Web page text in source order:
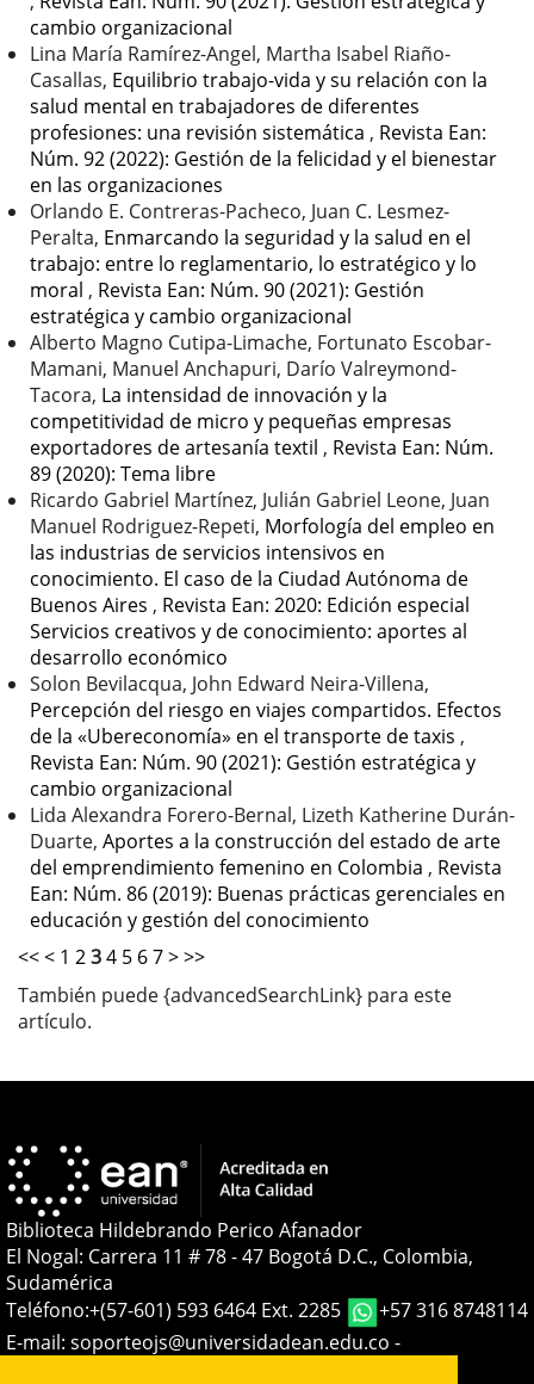
cambio organizacional
Lina María Ramírez-Angel, Martha Isabel Riaño-
Casallas, Equilibrio trabajo-vida y su relación con la
salud mental en trabajadores de diferentes
profesiones: una revisión sistemática , Revista Ean:
Núm. 92 (2022): Gestión de la felicidad y el bienestar
en las organizaciones
Orlando E. Contreras-Pacheco, Juan C. Lesmez-
Peralta, Enmarcando la seguridad y la salud en el
trabajo: entre lo reglamentario, lo estratégico y lo
moral , Revista Ean: Núm. 90 (2021): Gestión
estratégica y cambio organizacional
Alberto Magno Cutipa-Limache, Fortunato Escobar-
Mamani, Manuel Anchapuri, Darío Valreymond-
Tacora, La intensidad de innovación y la
competitividad de micro y pequeñas empresas
exportadores de artesanía textil , Revista Ean: Núm.
89 (2020): Tema libre
Ricardo Gabriel Martínez, Julián Gabriel Leone, Juan
Manuel Rodriguez-Repeti, Morfología del empleo en
las industrias de servicios intensivos en
conocimiento. El caso de la Ciudad Autónoma de
Buenos Aires , Revista Ean: 2020: Edición especial
Servicios creativos y de conocimiento: aportes al
desarrollo económico
Solon Bevilacqua, John Edward Neira-Villena,
Percepción del riesgo en viajes compartidos. Efectos
de la «Ubereconomía» en el transporte de taxis ,
Revista Ean: Núm. 90 (2021): Gestión estratégica y
cambio organizacional
Lida Alexandra Forero-Bernal, Lizeth Katherine Durán-
Duarte, Aportes a la construcción del estado de arte
del emprendimiento femenino en Colombia , Revista
Ean: Núm. 86 (2019): Buenas prácticas gerenciales en
educación y gestión del conocimiento
<<< 1 234 5 67>>>
También puede {advancedSearchLink} para este
artículo.
Biblioteca Hildebrando Perico Afanador
El Nogal: Carrera 11 # 78 - 47 Bogotá D.C., Colombia,
Sudamérica
Teléfono:+(57-601) 593 6464 Ext. 2285
+57 316 8748114
E-mail: soporteojs@universidadean.edu.co -